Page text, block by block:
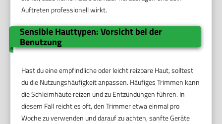
Auftreten professionell wirkt.
Sensible Hauttypen: Vorsicht bei der
Benutzung
Hast du eine empfindliche oder leicht reizbare Haut, solltest
du die Nutzungshäufigkeit anpassen. Häufiges Trimmen kann
die Schleimhäute reizen und zu Entzündungen führen. In
diesem Fall reicht es oft, den Trimmer etwa einmal pro
Woche zu verwenden und darauf zu achten, sanfte Geräte